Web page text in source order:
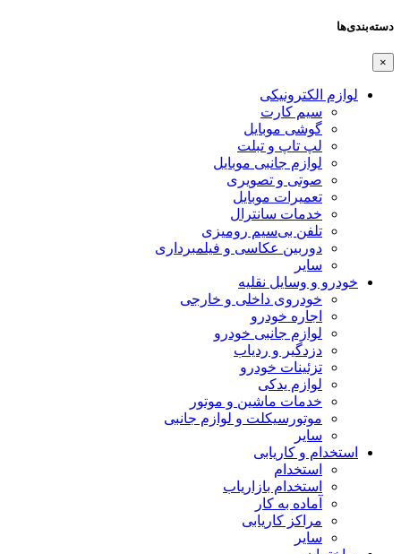
دسته‌بندی‌ها
×
لوازم الکترونیکی
سیم کارت
گوشی موبایل
لپ تاپ و تبلت
لوازم جانبی موبایل
صوتی و تصویری
تعمیرات موبایل
خدمات سانترال
تلفن بی‌سیم رومیزی
دوربین عکاسی و فیلمبرداری
سایر
خودرو و وسایل نقلیه
خودروی داخلی و خارجی
اجاره خودرو
لوازم جانبی خودرو
دزدگیر و ردیاب
تزئینات خودرو
لوازم یدکی
خدمات ماشین و موتور
موتورسیکلت و لوازم جانبی
سایر
استخدام و کاریابی
استخدام
استخدام بازاریاب
آماده به کار
مراکز کاریابی
سایر